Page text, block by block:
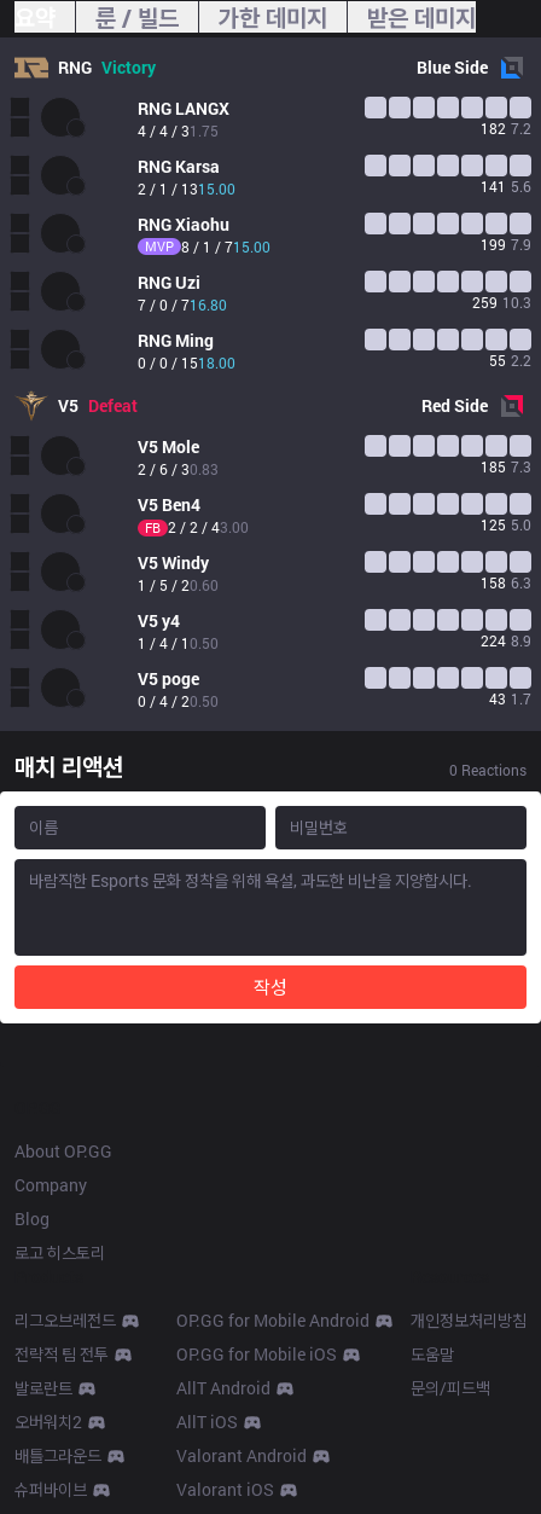
룬 / 빌드 가한 데미지 받은 데미지
RNG Victory BlueSide
RNG LANGX
4 / 4 / 31.75 182 7.2
RNG Karsa
2 / 1 / 1315.00 141 5.6
RNGXiaohu
MVP 8 / 1 / 715.00 199 7.9
RNGUzi
7 / 0 / 716.80 259 10.3
RNG Ming
0 / 0 / 1518.00 55 2.2
V5 Defeat RedSide
V5 Mole
2 / 6 / 30.83 185 7.3
V5 Ben4
FB 2 / 2 / 43.00 125 5.0
V5Windy
1 / 5 / 20.60 158 6.3
V5y4
1 / 4 / 10.50 224 8.9
V5poge
0 / 4 / 20.50 43 1.7
매치 리액션 0 Reactions
작성
About OP.GG
Company
Blog
로고 히스토리
리그오브레전드
전략적 팀 전투
발로란트
오버워치2
배틀그라운드
슈퍼바이브
OP.GG for Mobile Android
OP.GG for Mobile iOS
AllT Android
AllT iOS
Valorant Android
Valorant iOS
개인정보처리방침
도움말
문의/피드백